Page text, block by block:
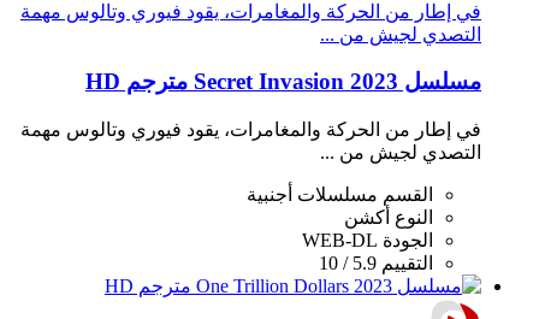
في إطار من الحركة والمغامرات، يقود فيوري وتالوس مهمة
التصدي لجيش من ...
مسلسل Secret Invasion 2023 مترجم HD
في إطار من الحركة والمغامرات، يقود فيوري وتالوس مهمة
التصدي لجيش من ...
القسم مسلسلات أجنبية
النوع أكشن
الجودة WEB-DL
التقييم 5.9 / 10